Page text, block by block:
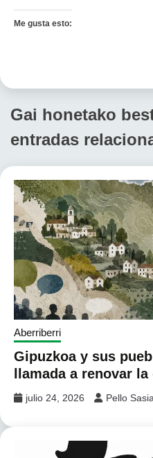
Me gusta esto:
Gai honetako
entradas
Aberriberri
Gipuzkoa y sus
llamada a renovar
julio 24, 2026 Pello